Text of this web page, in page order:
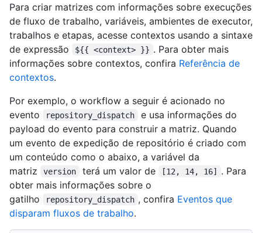
Para criar matrizes com informações sobre execuções
de fluxo de trabalho, variáveis, ambientes de executor,
trabalhos e etapas, acesse contextos usando a sintaxe
de expressão
${{ <context> }} . Para obter mais
informações sobre contextos, confira Referência de
contextos.
Por exemplo, o workflow a seguir é acionado no
evento
repository_dispatch
e usa informações do
payload do evento para construir a matriz. Quando
um evento de expedição de repositório é criado com
um conteúdo como o abaixo, a variável da
matriz
version terá um valor de [12, 14, 16] . Para
obter mais informações sobre o
gatilho
repository_dispatch , confira Eventos que
disparam fluxos de trabalho.